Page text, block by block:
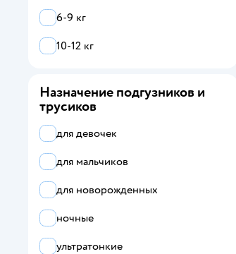
YokoSun
6-9 кг
10-12 кг
Назначение подгузников и
трусиков
для девочек
для мальчиков
для новорожденных
ночные
ультратонкие